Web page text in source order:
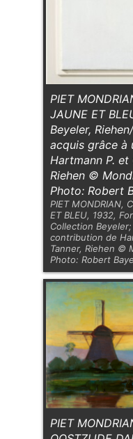
PIET
JAUNE ET
Beyeler,
acquis grâce à
Hartmann P. et
Riehen ©
Photo: Robert
PIET MONDRIAN,
ET BLEU, 1932,
Collection
contribution de
Tanner, Riehen ©
Photo: Robert
PIET